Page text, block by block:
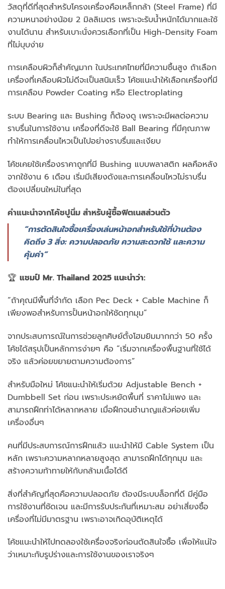
วัสดุที่ดีที่สุดสำหรับโครงเครื่องคือเหล็กกล้า (Steel Frame) ที่มี
ความหนาอย่างน้อย 2 มิลลิเมตร เพราะจะรับน้ำหนักได้มากและใช้
งานได้นาน สำหรับเบาะนั่งควรเลือกที่เป็น High-Density Foam
ที่ไม่บุบง่าย
การเคลือบผิวก็สำคัญมาก ในประเทศไทยที่มีความชื้นสูง ถ้าเลือก
เครื่องที่เคลือบผิวไม่ดีจะเป็นสนิมเร็ว โค้ชแนะนำให้เลือกเครื่องที่มี
การเคลือบ Powder Coating หรือ Electroplating
ระบบ Bearing และ Bushing ก็ต้องดู เพราะจะมีผลต่อความ
ราบรื่นในการใช้งาน เครื่องที่ดีจะใช้ Ball Bearing ที่มีคุณภาพ
ทำให้การเคลื่อนไหวเป็นไปอย่างราบรื่นและเงียบ
โค้ชเคยใช้เครื่องราคาถูกที่มี Bushing แบบพลาสติก ผลคือหลัง
จากใช้งาน 6 เดือน เริ่มมีเสียงดังและการเคลื่อนไหวไม่ราบรื่น
ต้องเปลี่ยนใหม่ในที่สุด
คำแนะนำจากโค้ชปูนิ่ม สำหรับผู้ซื้อฟิตเนสส่วนตัว
“การตัดสินใจซื้อเครื่องเล่นหน้าอกสำหรับใช้ที่บ้านต้อง
คิดถึง 3 สิ่ง: ความปลอดภัย ความสะดวกใช้ และความ
คุ้มค่า”
🏆 แชมป์ Mr. Thailand 2025 แนะนำว่า:
“ถ้าคุณมีพื้นที่จำกัด เลือก Pec Deck + Cable Machine ก็
เพียงพอสำหรับการปั้นหน้าอกให้ชัดทุกมุม”
จากประสบการณ์ในการช่วยลูกศิษย์ตั้งโฮมยิมมากกว่า 50 ครั้ง
โค้ชได้สรุปเป็นหลักการง่ายๆ คือ “เริ่มจากเครื่องพื้นฐานที่ใช้ได้
จริง แล้วค่อยขยายตามความต้องการ”
สำหรับมือใหม่ โค้ชแนะนำให้เริ่มด้วย Adjustable Bench +
Dumbbell Set ก่อน เพราะประหยัดพื้นที่ ราคาไม่แพง และ
สามารถฝึกท่าได้หลากหลาย เมื่อฝึกจนชำนาญแล้วค่อยเพิ่ม
เครื่องอื่นๆ
คนที่มีประสบการณ์การฝึกแล้ว แนะนำให้มี Cable System เป็น
หลัก เพราะความหลากหลายสูงสุด สามารถฝึกได้ทุกมุม และ
สร้างความท้าทายให้กับกล้ามเนื้อได้ดี
สิ่งที่สำคัญที่สุดคือความปลอดภัย ต้องมีระบบล็อกที่ดี มีคู่มือ
การใช้งานที่ชัดเจน และมีการรับประกันที่เหมาะสม อย่าเสี่ยงซื้อ
เครื่องที่ไม่มีมาตรฐาน เพราะอาจเกิดอุบัติเหตุได้
โค้ชแนะนำให้ไปทดลองใช้เครื่องจริงก่อนตัดสินใจซื้อ เพื่อให้แน่ใจ
ว่าเหมาะกับรูปร่างและการใช้งานของเราจริงๆ